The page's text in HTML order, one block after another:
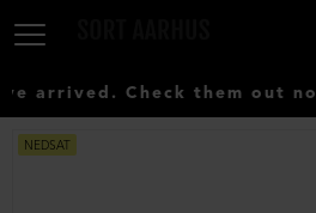
arrived. Check them out now
NEDSAT